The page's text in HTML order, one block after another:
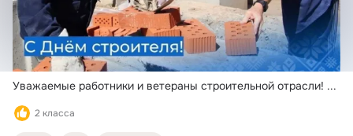
Уважаемые работники и ветераны строительной отрасли! ...
2 класса